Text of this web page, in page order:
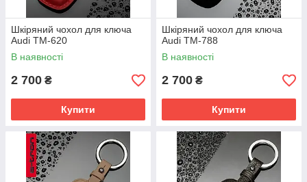
Шкіряний чохол для ключа
Audi TM-620
В наявності
2 700 ₴
Купити
Шкіряний чохол для ключа
Audi TM-788
В наявності
2 700 ₴
Купити